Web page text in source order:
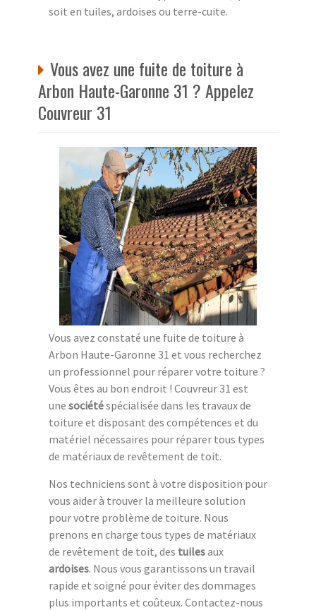
soit en tuiles, ardoises ou terre-cuite.
Vous avez une fuite de toiture à
Arbon Haute-Garonne 31 ? Appelez
Couvreur 31
Vous avez constaté une fuite de toiture à
Arbon Haute-Garonne 31 et vous recherchez
un professionnel pour réparer votre toiture ?
Vous êtes au bon endroit ! Couvreur 31 est
une sociétéspécialisée dans les travaux de
toiture et disposant des compétences et du
matériel nécessaires pour réparer tous types
de matériaux de revêtement de toit.
Nos techniciens sont à votre disposition pour
vous aider à trouver la meilleure solution
pour votre problème de toiture. Nous
prenons en charge tous types de matériaux
de revêtement de toit, des tuilesaux
ardoises. Nous vous garantissons un travail
rapide et soigné pour éviter des dommages
plus importants et coûteux. Contactez-nous